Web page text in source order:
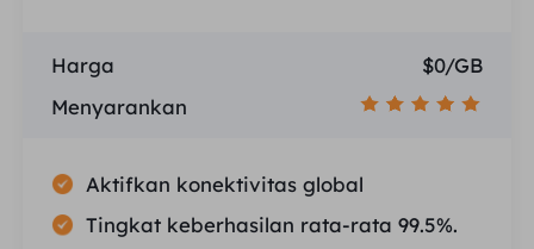
Harga
$0/GB
Menyarankan
Aktifkan konektivitas global
Tingkat keberhasilan rata-rata 99.5%.